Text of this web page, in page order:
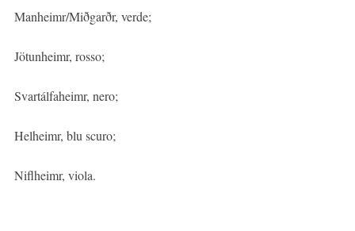
Manheimr/Miðgarðr, verde;
Jötunheimr, rosso;
Svartálfaheimr, nero;
Helheimr, blu scuro;
Niflheimr, viola.